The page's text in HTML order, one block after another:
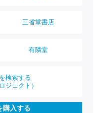
三省堂書店
有隣堂
検索する
ジェクト）
購入する